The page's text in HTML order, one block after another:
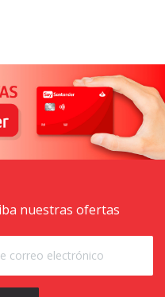
nuestras ofertas